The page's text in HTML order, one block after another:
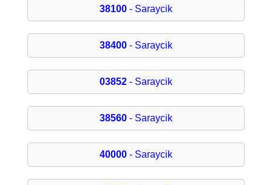
38100- Saraycik
38400- Saraycik
03852- Saraycik
38560- Saraycik
40000- Saraycik